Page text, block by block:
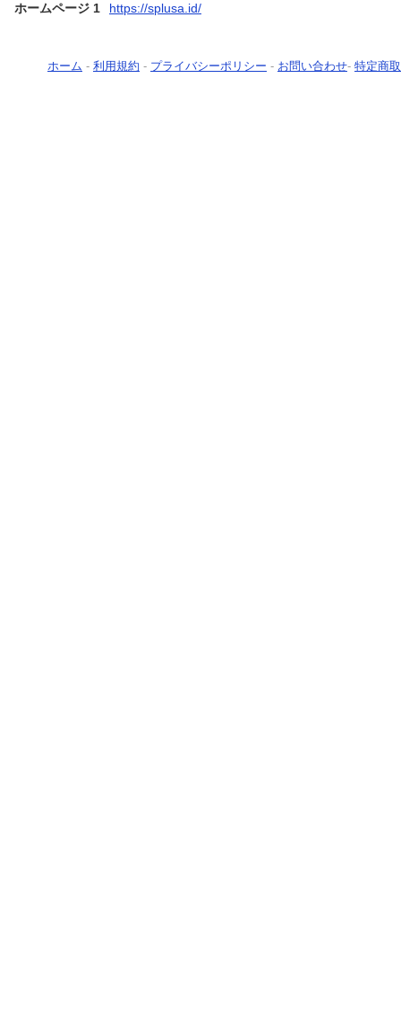
ホームページ 1 https://splusa.id/
ホーム - 利用規約 - プライバシーポリシー - お問い合わせ- 特定商